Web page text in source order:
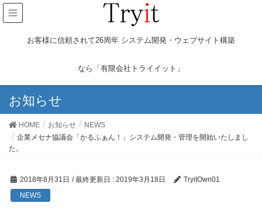
お客様に信頼されて26周年 システム開発・ウェブサイト構築
なら「有限会社トライイット」
お知らせ
HOME お知らせ
NEWS
企業メセナ協議会「かるふぁん！」システム開発・管理を開始いたしまし
た。
2018年8月31日 / 最終更新日 : 2019年3月18日
TryitOwn01
NEWS